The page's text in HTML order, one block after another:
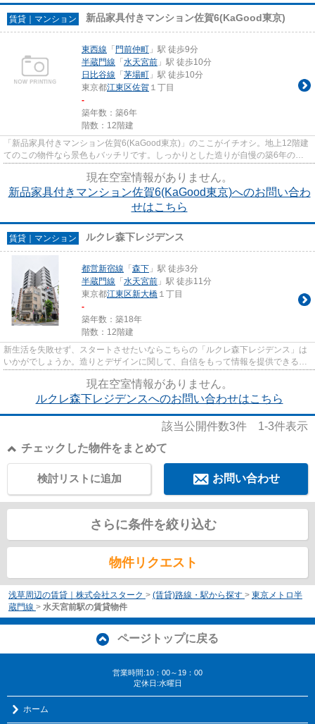
賃貸｜マンション 新品家具付きマンション佐賀6(KaGood東京)
東西線 「 門前仲町 」駅 徒歩9分
半蔵門線 「 水天宮前 」駅 徒歩10分
日比谷線 「 茅場町 」駅 徒歩10分
東京都江東区佐賀 １丁目
-
築年数：築6年
階数：12階建
「新品家具付きマンション佐賀6(KaGood東京)」のここがイチオシ。地上12階建
てのこの物件なら景色もバッチリです。しっかりとした造りが自慢の築6年の物
現在空室情報がありません。
新品家具付きマンション佐賀6(KaGood東京)へのお問い合わ
せはこちら
賃貸｜マンション ルクレ森下レジデンス
都営新宿線 「 森下 」駅 徒歩3分
半蔵門線 「 水天宮前 」駅 徒歩11分
東京都江東区新大橋 １丁目
-
築年数：築18年
階数：12階建
新生活を失敗せず、スタートさせたいならこちらの「ルクレ森下レジデンス」は
いかがでしょうか。造りとデザインに関して、自信をもって情報を提供できるマ
現在空室情報がありません。
ルクレ森下レジデンスへのお問い合わせはこちら
該当公開件数3件 1-3件表示
チェックした物件をまとめて
お問い合わせ
検討リストに追加
さらに条件を絞り込む
物件リクエスト
浅草周辺の賃貸｜株式会社スターク > (賃貸)路線・駅から探す > 東京メトロ半
蔵門線 > 水天宮前駅の賃貸物件
ページトップに戻る
営業時間:10：00～19：00
定休日:水曜日
ホーム